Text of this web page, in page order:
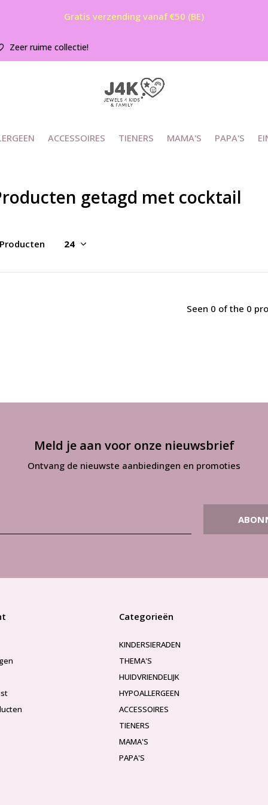
ACCESSOIRES TIENERS MAMA'S PAPA'S
Zeer ruime collectie!
Gratis verzending vanaf €50 (BE)
getagd met cocktail
Seen 0 of the 0
Meld je aan voor onze nieuwsbrief
Ontvang de nieuwste aanbiedingen en promoties
Categorieën
KINDERSIERADEN
THEMA'S
HUIDVRIENDELIJK
HYPOALLERGEEN
ACCESSOIRES
TIENERS
MAMA'S
PAPA'S